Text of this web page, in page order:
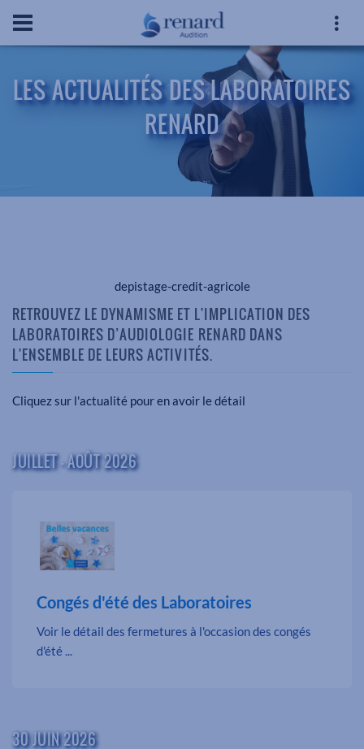
LES ACTUALITÉS DES LABORATOIRES
RENARD
depistage-credit-agricole
RETROUVEZ LE DYNAMISME ET L'IMPLICATION DES
LABORATOIRES D’AUDIOLOGIE RENARD DANS
L'ENSEMBLE DE LEURS ACTIVITÉS.
Cliquez sur l'actualité pour en avoir le détail
JUILLET - AOÛT 2026
Congés d'été des Laboratoires
Voir le détail des fermetures à l'occasion des congés
d'été ...
30 JUIN 2026